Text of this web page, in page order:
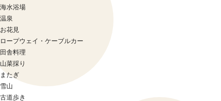
海水浴場
温泉
お花見
ロープウェイ・ケーブルカー
田舎料理
山菜採り
またぎ
雪山
古道歩き